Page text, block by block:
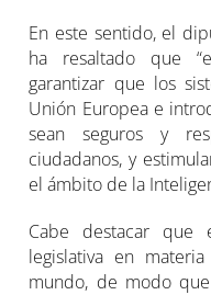
En este sentido, el
ha resaltado que
garantizar que los
Unión Europea e
sean seguros y
ciudadanos, y
el ámbito de la
Cabe destacar que
legislativa en
mundo, de modo